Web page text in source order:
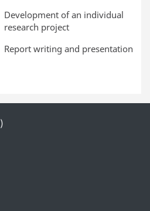
Development of an individual
research project
Report writing and presentation
)